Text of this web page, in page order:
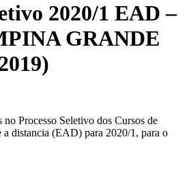
2020/1 EAD –
GRANDE
no Processo Seletivo dos Cursos de
a distancia (EAD) para 2020/1, para o